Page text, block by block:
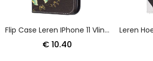
Flip Case Leren IPhone 11 Vlinder Mandala
€ 10.40